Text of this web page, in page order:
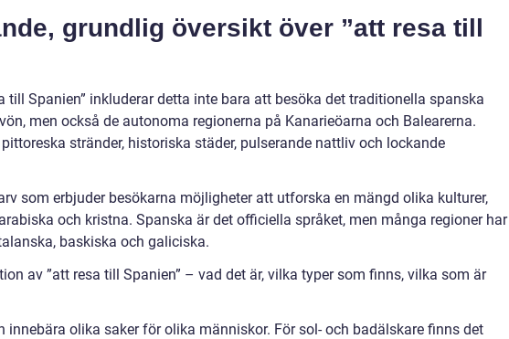
grundlig översikt över ”att resa till
till Spanien” inkluderar detta inte bara att besöka det traditionella spanska
men också de autonoma regionerna på Kanarieöarna och Balearerna.
stränder, historiska städer, pulserande nattliv och lockande
som erbjuder besökarna möjligheter att utforska en mängd olika kulturer,
och kristna. Spanska är det officiella språket, men många regioner har
baskiska och galiciska.
av ”att resa till Spanien” – vad det är, vilka typer som finns, vilka som är
innebära olika saker för olika människor. För sol- och badälskare finns det